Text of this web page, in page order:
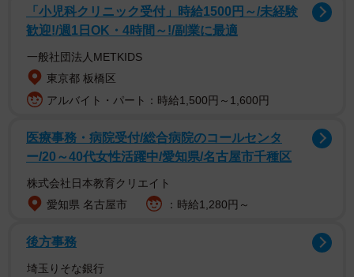
くなってしまいます。また、衣がサクサクのうちに天ぷら
を食べたいと別盛りを頼む人は少なくないとAさんは考えて
「小児科クリニック受付」時給1500円～/未経験
歓迎!/週1日OK・4時間～!/副業に最適
一般社団法人METKIDS
東京都 板橋区
アルバイト・パート：時給1,500円～1,600円
医療事務・病院受付/総合病院のコールセンタ
ー/20～40代女性活躍中/愛知県/名古屋市千種区
株式会社日本教育クリエイト
愛知県 名古屋市
：時給1,280円～
後方事務
埼玉りそな銀行